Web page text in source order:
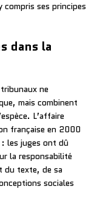
compris ses principes
dans la
ne
mais combinent
L’affaire
française en 2000
les juges ont dû
la responsabilité
du texte, de sa
sociales